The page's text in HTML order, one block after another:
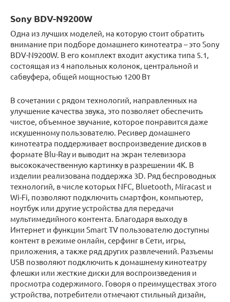
Sony BDV-N9200W
Одна из лучших моделей, на которую стоит обратить
внимание при подборе домашнего кинотеатра – это Sony
BDV-N9200W. В его комплект входит акустика типа 5.1,
состоящая из 4 напольных колонок, центральной и
сабвуфера, общей мощностью 1200 Вт
В сочетании с рядом технологий, направленных на
улучшение качества звука, это позволяет обеспечить
чистое, объемное звучание, которое понравится даже
искушенному пользователю. Ресивер домашнего
кинотеатра поддерживает воспроизведение дисков в
формате Blu-Ray и выводит на экран телевизора
высококачественную картинку в разрешении 4K. В
изделии реализована поддержка 3D. Ряд беспроводных
технологий, в числе которых NFC, Bluetooth, Miracast и
Wi-Fi, позволяют подключить смартфон, компьютер,
ноутбук или другие устройства для передачи
мультимедийного контента. Благодаря выходу в
Интернет и функции Smart TV пользователю доступны
контент в режиме онлайн, серфинг в Сети, игры,
приложения, а также ряд других развлечений. Разъемы
USB позволяют подключить к домашнему кинотеатру
флешки или жесткие диски для воспроизведения и
просмотра содержимого. Говоря о преимуществах этого
устройства, потребители отмечают стильный дизайн,